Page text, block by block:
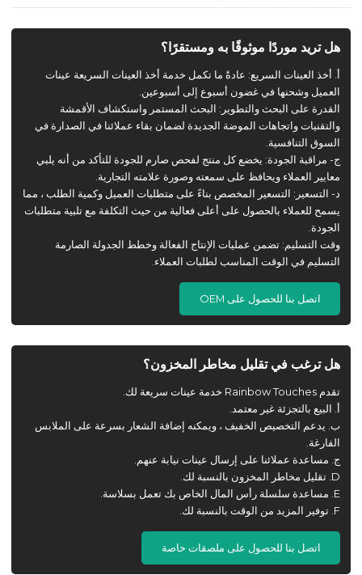
هل تريد موردًا موثوقًا به ومستقرًا؟
أ. أخذ العينات السريع: عادةً ما تكمل خدمة أخذ العينات السريعة عينات
العميل وشحنها في غضون أسبوع إلى أسبوعين.
القدرة على البحث والتطوير: البحث المستمر واستكشاف الأقمشة
والتقنيات واتجاهات الموضة الجديدة لضمان بقاء عملائنا في الصدارة في
السوق التنافسية.
ج- مراقبة الجودة: يخضع كل منتج لفحص صارم للجودة للتأكد من أنه يلبي
معايير العملاء ويحافظ على سمعته وصورة علامته التجارية.
د- التسعير: التسعير المخصص بناءً على متطلبات العميل وكمية الطلب ، مما
يسمح للعملاء بالحصول على أعلى فعالية من حيث التكلفة مع تلبية متطلبات
الجودة.
وقت التسليم: تضمن عمليات الإنتاج الفعالة وخطط الجدولة الصارمة
التسليم في الوقت المناسب لطلبات العملاء.
اتصل بنا للحصول على OEM
هل ترغب في تقليل مخاطر المخزون؟
تقدم Rainbow Touches خدمة عينات سريعة لك.
أ. البيع بالتجزئة غير معتمد.
ب. يدعم التخصيص الخفيف ، ويمكنه إضافة الشعار بسرعة على الملابس
الفارغة.
ج. مساعدة عملائنا على إرسال عينات نيابة عنهم.
D. تقليل مخاطر المخزون بالنسبة لك.
E. مساعدة سلسلة رأس المال الخاص بك تعمل بسلاسة.
F. توفير المزيد من الوقت بالنسبة لك.
اتصل بنا للحصول على ملصقات خاصة